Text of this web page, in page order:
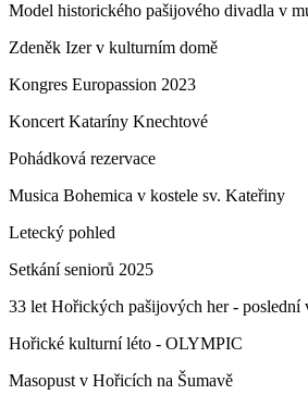
Model historického pašijového divadla v
Zdeněk Izer v kulturním domě
Kongres Europassion 2023
Koncert Kataríny Knechtové
Pohádková rezervace
Musica Bohemica v kostele sv. Kateřiny
Letecký pohled
Setkání seniorů 2025
33 let Hořických pašijových her - poslední
Hořické kulturní léto - OLYMPIC
Masopust v Hořicích na Šumavě